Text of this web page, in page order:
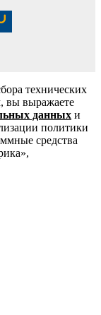
технических
вы выражаете
данных и
политики
средства